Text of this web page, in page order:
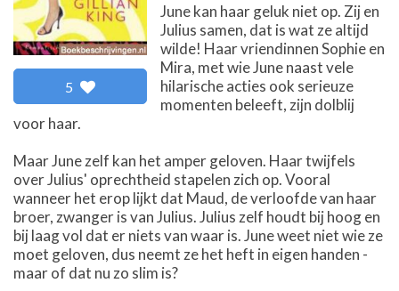
5
June kan haar geluk niet op. Zij en
Julius samen, dat is wat ze altijd
wilde! Haar vriendinnen Sophie en
Mira, met wie June naast vele
hilarische acties ook serieuze
momenten beleeft, zijn dolblij
voor haar.
Maar June zelf kan het amper geloven. Haar twijfels
over Julius' oprechtheid stapelen zich op. Vooral
wanneer het erop lijkt dat Maud, de verloofde van haar
broer, zwanger is van Julius. Julius zelf houdt bij hoog en
bij laag vol dat er niets van waar is. June weet niet wie ze
moet geloven, dus neemt ze het heft in eigen handen -
maar of dat nu zo slim is?